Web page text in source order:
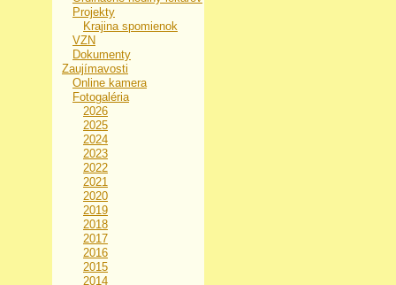
Projekty
Krajina spomienok
VZN
Dokumenty
Zaujímavosti
Online kamera
Fotogaléria
2026
2025
2024
2023
2022
2021
2020
2019
2018
2017
2016
2015
2014